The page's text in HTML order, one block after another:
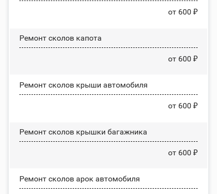
от 600 ₽
Ремонт сколов капота
от 600 ₽
Ремонт сколов крыши автомобиля
от 600 ₽
Ремонт сколов крышки багажника
от 600 ₽
Ремонт сколов арок автомобиля